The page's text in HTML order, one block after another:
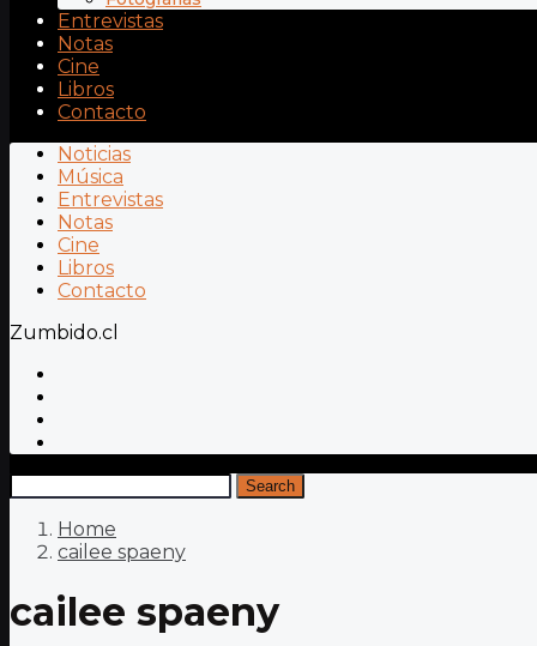
Entrevistas
Notas
Cine
Libros
Contacto
Noticias
Música
Entrevistas
Notas
Cine
Libros
Contacto
Zumbido.cl
Search
Home
cailee spaeny
cailee spaeny